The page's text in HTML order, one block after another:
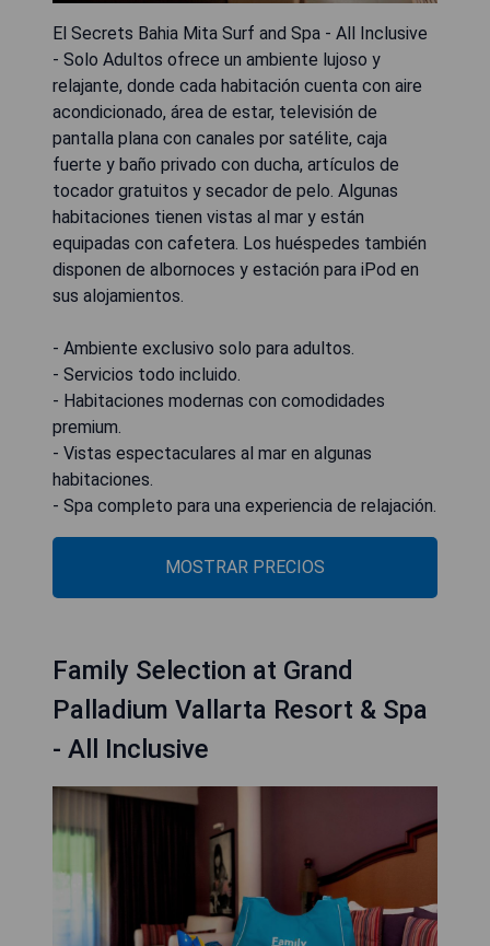
El Secrets Bahia Mita Surf and Spa - All Inclusive
- Solo Adultos ofrece un ambiente lujoso y
relajante, donde cada habitación cuenta con aire
acondicionado, área de estar, televisión de
pantalla plana con canales por satélite, caja
fuerte y baño privado con ducha, artículos de
tocador gratuitos y secador de pelo. Algunas
habitaciones tienen vistas al mar y están
equipadas con cafetera. Los huéspedes también
disponen de albornoces y estación para iPod en
sus alojamientos.
- Ambiente exclusivo solo para adultos.
- Servicios todo incluido.
- Habitaciones modernas con comodidades
premium.
- Vistas espectaculares al mar en algunas
habitaciones.
- Spa completo para una experiencia de relajación.
MOSTRAR PRECIOS
Family Selection at Grand
Palladium Vallarta Resort & Spa
- All Inclusive